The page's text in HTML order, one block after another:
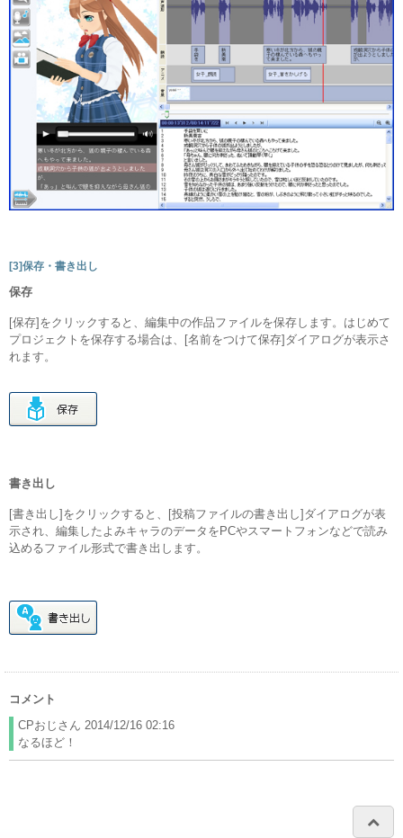
[3]保存・書き出し
保存
[保存]をクリックすると、編集中の作品ファイルを保存します。はじめて
プロジェクトを保存する場合は、[名前をつけて保存]ダイアログが表示さ
れます。
書き出し
[書き出し]をクリックすると、[投稿ファイルの書き出し]ダイアログが表
示され、編集したよみキャラのデータをPCやスマートフォンなどで読み
込めるファイル形式で書き出します。
コメント
CPおじさん 2014/12/16 02:16
なるほど！